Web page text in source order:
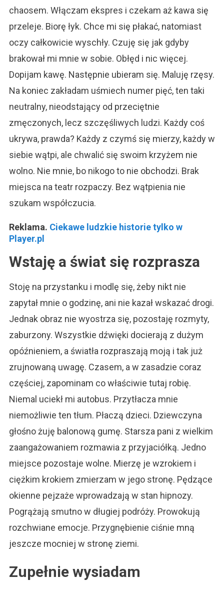
chaosem. Włączam ekspres i czekam aż kawa się
przeleje. Biorę łyk. Chce mi się płakać, natomiast
oczy całkowicie wyschły. Czuję się jak gdyby
brakował mi mnie w sobie. Obłęd i nic więcej.
Dopijam kawę. Następnie ubieram się. Maluję rzęsy.
Na koniec zakładam uśmiech numer pięć, ten taki
neutralny, nieodstający od przeciętnie
zmęczonych, lecz szczęśliwych ludzi. Każdy coś
ukrywa, prawda? Każdy z czymś się mierzy, każdy w
siebie wątpi, ale chwalić się swoim krzyżem nie
wolno. Nie mnie, bo nikogo to nie obchodzi. Brak
miejsca na teatr rozpaczy. Bez wątpienia nie
szukam współczucia.
Reklama. Ciekawe ludzkie historie tylko w
Player.pl
Wstaję a świat się rozprasza
Stoję na przystanku i modlę się, żeby nikt nie
zapytał mnie o godzinę, ani nie kazał wskazać drogi.
Jednak obraz nie wyostrza się, pozostaję rozmyty,
zaburzony. Wszystkie dźwięki docierają z dużym
opóźnieniem, a światła rozpraszają moją i tak już
zrujnowaną uwagę. Czasem, a w zasadzie coraz
częściej, zapominam co właściwie tutaj robię.
Niemal uciekł mi autobus. Przytłacza mnie
niemożliwie ten tłum. Płaczą dzieci. Dziewczyna
głośno żuję balonową gumę. Starsza pani z wielkim
zaangażowaniem rozmawia z przyjaciółką. Jedno
miejsce pozostaje wolne. Mierzę je wzrokiem i
ciężkim krokiem zmierzam w jego stronę. Pędzące
okienne pejzaże wprowadzają w stan hipnozy.
Pogrążają smutno w długiej podróży. Prowokują
rozchwiane emocje. Przygnębienie ciśnie mną
jeszcze mocniej w stronę ziemi.
Zupełnie wysiadam